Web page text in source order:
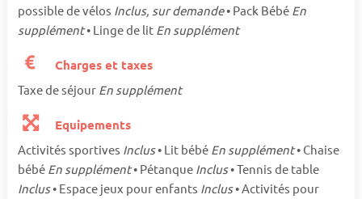
possible de vélos Inclus, sur demande• Pack Bébé En
supplément• Linge de lit En supplément
Charges et taxes
Taxe de séjour En supplément
Equipements
Activités sportives Inclus• Lit bébé En supplément• Chaise
bébé En supplément• Pétanque Inclus• Tennis de table
Inclus• Espace jeux pour enfants Inclus• Activités pour